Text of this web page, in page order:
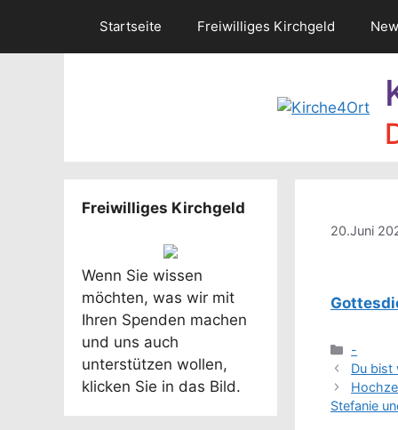
springen
Startseite Freiwilliges Kirchgeld
20.Juni
-
Du bist
Stefanie
Freiwilliges Kirchgeld
Wenn Sie wissen
möchten, was wir mit
Ihren Spenden machen
und uns auch
unterstützen wollen,
klicken Sie in das Bild.